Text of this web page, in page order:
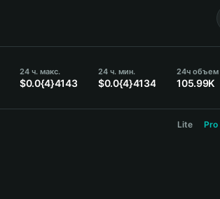
24 ч. макс.
$0.0{4}4143
24 ч. мин.
$0.0{4}4134
24ч объем
105.99K
Lite Pro